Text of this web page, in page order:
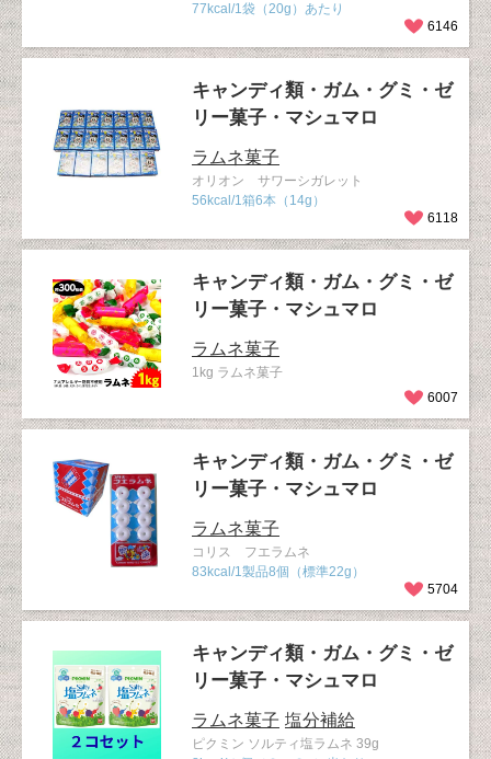
77kcal/1袋（20g）あたり
6146
キャンディ類・ガム・グミ・ゼ
リー菓子・マシュマロ
ラムネ菓子
オリオン サワーシガレット
56kcal/1箱6本（14g）
6118
キャンディ類・ガム・グミ・ゼ
リー菓子・マシュマロ
ラムネ菓子
1kg ラムネ菓子
6007
キャンディ類・ガム・グミ・ゼ
リー菓子・マシュマロ
ラムネ菓子
コリス フエラムネ
83kcal/1製品8個（標準22g）
5704
キャンディ類・ガム・グミ・ゼ
リー菓子・マシュマロ
ラムネ菓子 塩分補給
ピクミン ソルティ塩ラムネ 39g